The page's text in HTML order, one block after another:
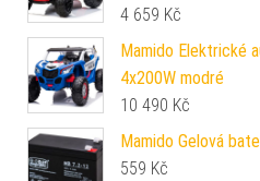
4 659 Kč
Mamido Elektrické
4x200W modré
10 490 Kč
Mamido Gelová
559 Kč